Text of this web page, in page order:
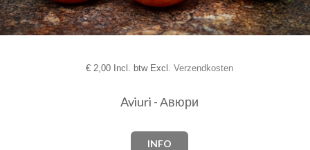
€2,00 Incl. btw Excl. Verzendkosten
Aviuri - Авюри
INFO